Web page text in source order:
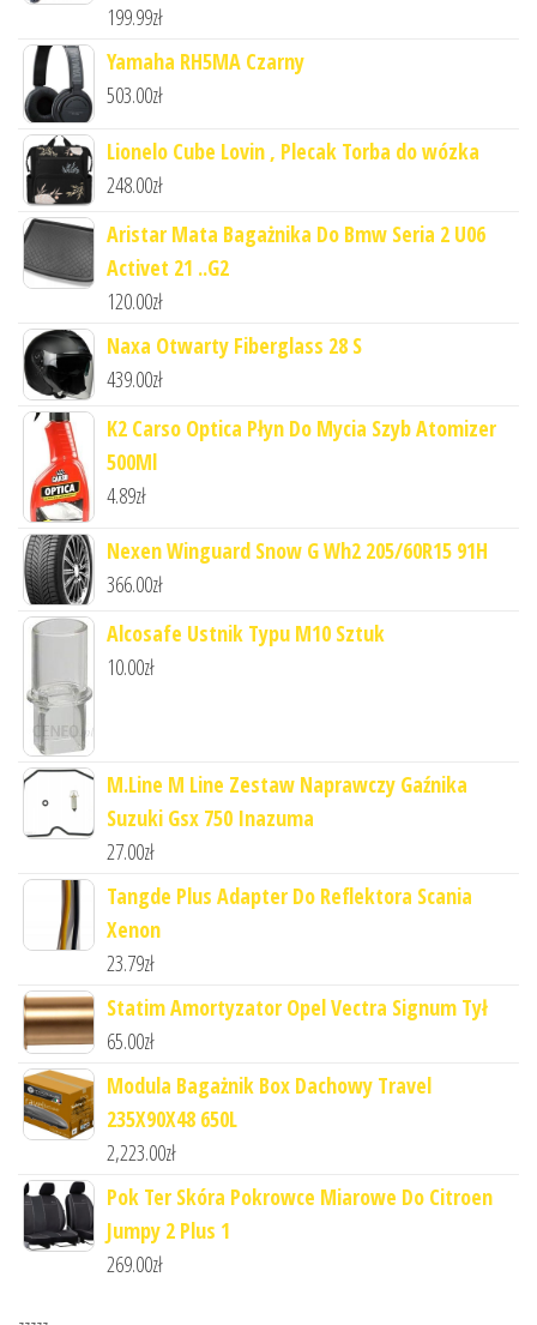
199.99zł
Yamaha RH5MA Czarny
503.00zł
Lionelo Cube Lovin , Plecak Torba do wózka
248.00zł
Aristar Mata Bagażnika Do Bmw Seria 2 U06
Activet 21 ..G2
120.00zł
Naxa Otwarty Fiberglass 28 S
439.00zł
K2 Carso Optica Płyn Do Mycia Szyb Atomizer
500Ml
4.89zł
Nexen Winguard Snow G Wh2 205/60R15 91H
366.00zł
Alcosafe Ustnik Typu M10 Sztuk
10.00zł
M.Line M Line Zestaw Naprawczy Gaźnika
Suzuki Gsx 750 Inazuma
27.00zł
Tangde Plus Adapter Do Reflektora Scania
Xenon
23.79zł
Statim Amortyzator Opel Vectra Signum Tył
65.00zł
Modula Bagażnik Box Dachowy Travel
235X90X48 650L
2,223.00zł
Pok Ter Skóra Pokrowce Miarowe Do Citroen
Jumpy 2 Plus 1
269.00zł